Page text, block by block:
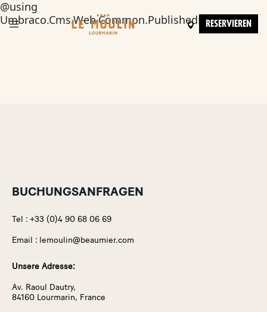
RESERVIEREN
@using
Umbraco.Cms.Web.Common.PublishedModels;
BUCHUNGSANFRAGEN
Tel : +33 (0)4 90 68 06 69
Email : lemoulin@beaumier.com
Unsere Adresse:
Av. Raoul Dautry,
84160 Lourmarin, France